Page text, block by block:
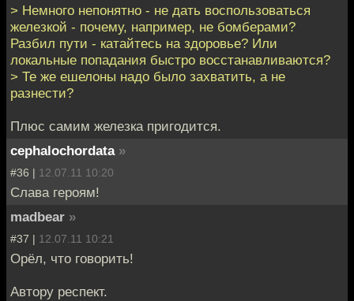
> Немного непонятно - не дать воспользоваться
железкой - почему, например, не бомберами?
Разбил пути - катайтесь на здоровье? Или
локальные попадания быстро восстанавливаются?
> Те же ешелоны надо было захватить, а не
разнести?
Плюс самим железка пригодится.
cephalochordata »
#36 | 12.07.11 10:20
Слава героям!
madbear »
#37 | 12.07.11 10:21
Орёл, что говорить!
Автору респект.